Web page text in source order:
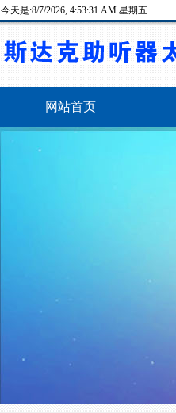
今天是:8/7/2026, 4:53:31 AM 星期五
网站首页